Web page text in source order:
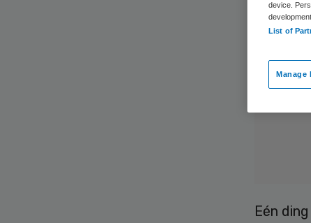
Eén
device.
development.
List of
Manage